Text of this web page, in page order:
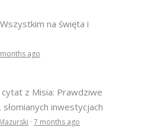
na święta i
ago
z Misia: Prawdziwe
inwestycjach
· 7 months ago